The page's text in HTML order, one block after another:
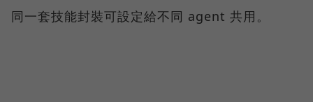
同一套技能封裝可設定給不同 agent 共用。